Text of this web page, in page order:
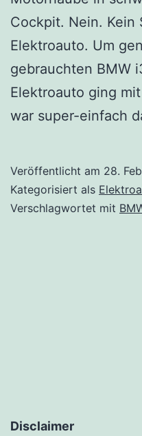
Cockpit. Nein. Kein
Elektroauto. Um
gebrauchten BMW
Elektroauto ging
war super-einfach
Veröffentlicht am 28.
Kategorisiert als
Verschlagwortet mit
Disclaimer